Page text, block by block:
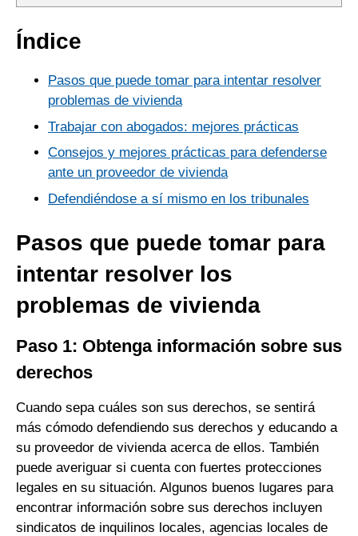
Índice
Pasos que puede tomar para intentar resolver
problemas de vivienda
Trabajar con abogados: mejores prácticas
Consejos y mejores prácticas para defenderse
ante un proveedor de vivienda
Defendiéndose a sí mismo en los tribunales
Pasos que puede tomar para
intentar resolver los
problemas de vivienda
Paso 1: Obtenga información sobre sus
derechos
Cuando sepa cuáles son sus derechos, se sentirá
más cómodo defendiendo sus derechos y educando a
su proveedor de vivienda acerca de ellos. También
puede averiguar si cuenta con fuertes protecciones
legales en su situación. Algunos buenos lugares para
encontrar información sobre sus derechos incluyen
sindicatos de inquilinos locales, agencias locales de